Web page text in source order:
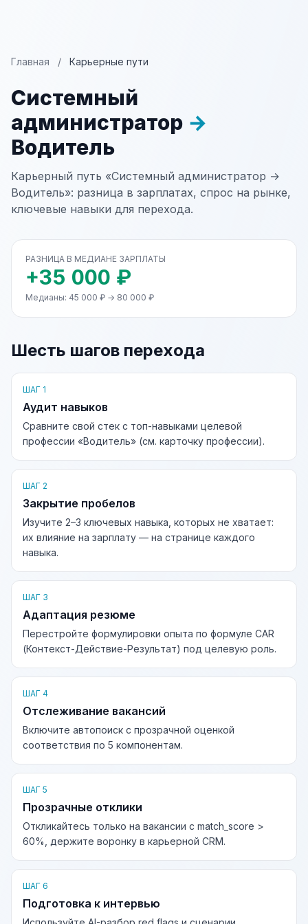
Главная / Карьерные пути
Системный
администратор →
Водитель
Карьерный путь «Системный администратор →
Водитель»: разница в зарплатах, спрос на рынке,
ключевые навыки для перехода.
РАЗНИЦА В МЕДИАНЕ ЗАРПЛАТЫ
+35 000 ₽
Медианы: 45 000 ₽ → 80 000 ₽
Шесть шагов перехода
ШАГ 1
Аудит навыков
Сравните свой стек с топ-навыками целевой
профессии «Водитель» (см. карточку профессии).
ШАГ 2
Закрытие пробелов
Изучите 2–3 ключевых навыка, которых не хватает:
их влияние на зарплату — на странице каждого
навыка.
ШАГ 3
Адаптация резюме
Перестройте формулировки опыта по формуле CAR
(Контекст-Действие-Результат) под целевую роль.
ШАГ 4
Отслеживание вакансий
Включите автопоиск с прозрачной оценкой
соответствия по 5 компонентам.
ШАГ 5
Прозрачные отклики
Откликайтесь только на вакансии с match_score >
60%, держите воронку в карьерной CRM.
ШАГ 6
Подготовка к интервью